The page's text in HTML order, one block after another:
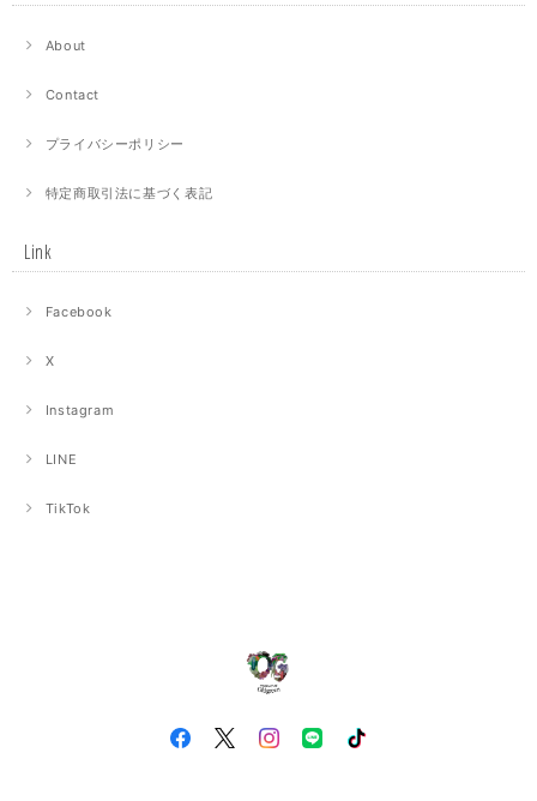
About
Contact
プライバシーポリシー
特定商取引法に基づく表記
Link
Facebook
X
Instagram
LINE
TikTok